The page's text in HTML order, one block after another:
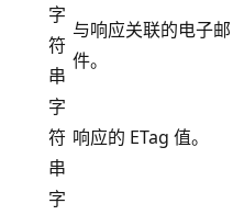
字
符
串
与响应关联的电子邮
件。
字
符
串
响应的 ETag 值。
字